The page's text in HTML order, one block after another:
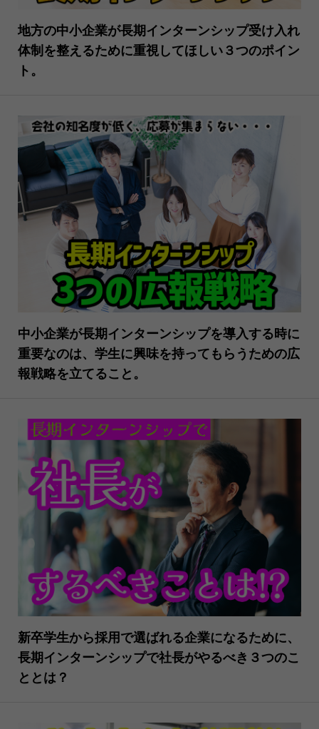
地方の中小企業が長期インターンシップ受け入れ
体制を整えるために重視してほしい３つのポイン
ト。
中小企業が長期インターンシップを導入する時に
重要なのは、学生に興味を持ってもらうための広
報戦略を立てること。
新卒学生から採用で選ばれる企業になるために、
長期インターンシップで社長がやるべき３つのこ
ととは？